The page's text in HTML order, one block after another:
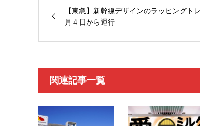
【東急】新幹線デザインのラッピングト
月４日から運行
関連記事一覧